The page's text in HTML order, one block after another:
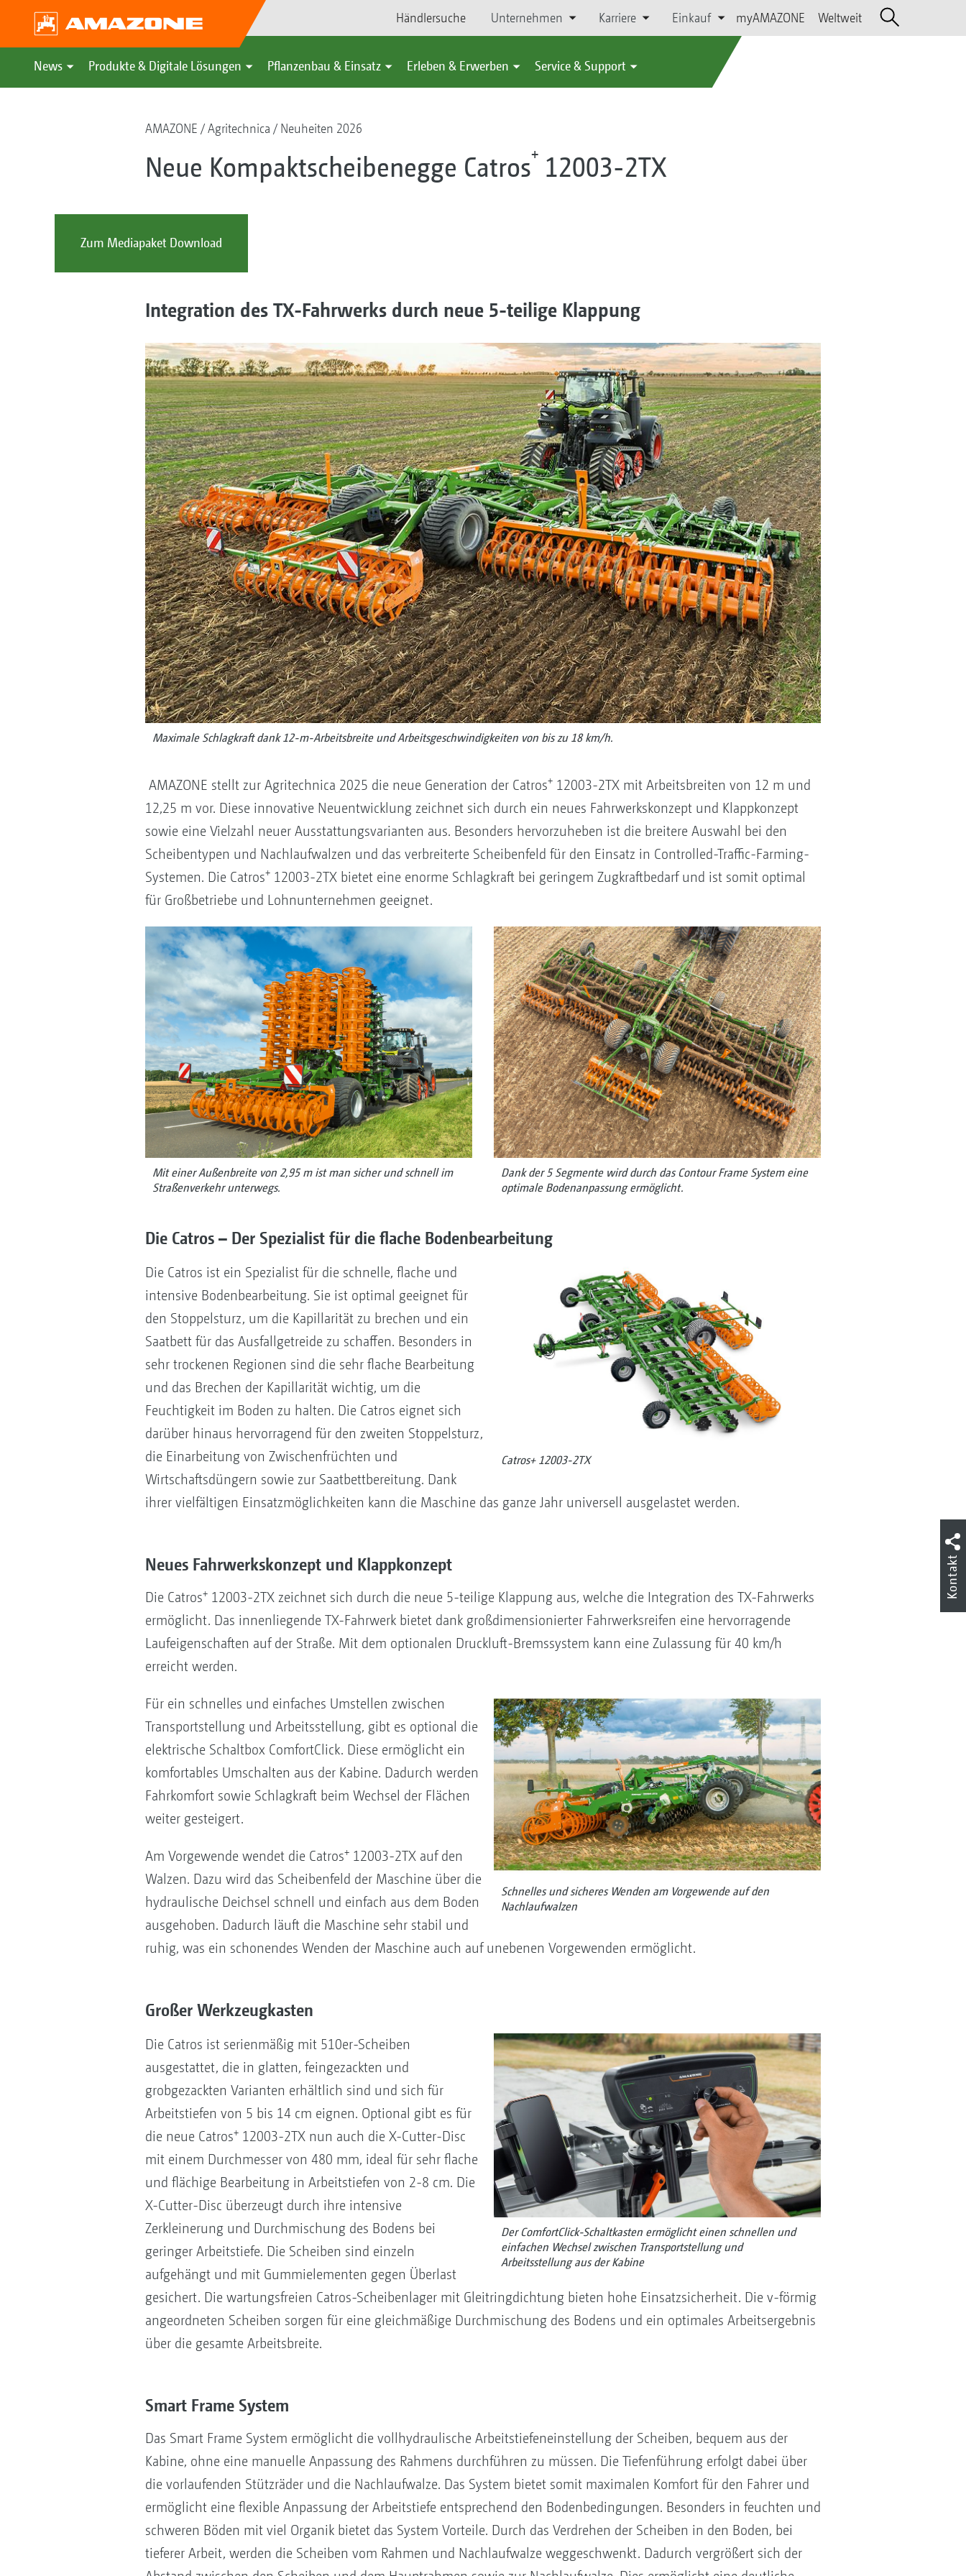
Händlersuche Unternehmen Karriere Einkauf myAMAZONE Weltweit
News Produkte & Digitale Lösungen Pflanzenbau & Einsatz Erleben & Erwerben Service & Support
AMAZONE Agritechnica Neuheiten 2026
Neue Kompaktscheibenegge Catros+ 12003-2TX
Zum Mediapaket Download
Integration des TX-Fahrwerks durch neue 5-teilige Klappung
Maximale Schlagkraft dank 12-m-Arbeitsbreite und Arbeitsgeschwindigkeiten von bis zu 18 km/h.
AMAZONE stellt zur Agritechnica 2025 die neue Generation der Catros+12003-2TX mit Arbeitsbreiten von 12 m und
12,25 m vor. Diese innovative Neuentwicklung zeichnet sich durch ein neues Fahrwerkskonzept und Klappkonzept
sowie eine Vielzahl neuer Ausstattungsvarianten aus. Besonders hervorzuheben ist die breitere Auswahl bei den
Scheibentypen und Nachlaufwalzen und das verbreiterte Scheibenfeld für den Einsatz in Controlled-Traffic-Farming-
Systemen. Die Catros+12003-2TX bietet eine enorme Schlagkraft bei geringem Zugkraftbedarf und ist somit optimal
für Großbetriebe und Lohnunternehmen geeignet.
Mit einer Außenbreite von 2,95 m ist man sicher und schnell im
Straßenverkehr unterwegs.
Dank der 5 Segmente wird durch das Contour Frame System eine
optimale Bodenanpassung ermöglicht.
Die Catros – Der Spezialist für die flache Bodenbearbeitung
Catros+ 12003-2TX
Die Catros ist ein Spezialist für die schnelle, flache und
intensive Bodenbearbeitung. Sie ist optimal geeignet für
den Stoppelsturz, um die Kapillarität zu brechen und ein
Saatbett für das Ausfallgetreide zu schaffen. Besonders in
sehr trockenen Regionen sind die sehr flache Bearbeitung
und das Brechen der Kapillarität wichtig, um die
Feuchtigkeit im Boden zu halten. Die Catros eignet sich
darüber hinaus hervorragend für den zweiten Stoppelsturz,
die Einarbeitung von Zwischenfrüchten und
Wirtschaftsdüngern sowie zur Saatbettbereitung. Dank
ihrer vielfältigen Einsatzmöglichkeiten kann die Maschine das ganze Jahr universell ausgelastet werden.
Neues Fahrwerkskonzept und Klappkonzept
Die Catros+12003-2TX zeichnet sich durch die neue 5-teilige Klappung aus, welche die Integration des TX-Fahrwerks
ermöglicht. Das innenliegende TX-Fahrwerk bietet dank großdimensionierter Fahrwerksreifen eine hervorragende
Laufeigenschaften auf der Straße. Mit dem optionalen Druckluft-Bremssystem kann eine Zulassung für 40 km/h
erreicht werden.
Schnelles und sicheres Wenden am Vorgewende auf den
Nachlaufwalzen
Für ein schnelles und einfaches Umstellen zwischen
Transportstellung und Arbeitsstellung, gibt es optional die
elektrische Schaltbox ComfortClick. Diese ermöglicht ein
komfortables Umschalten aus der Kabine. Dadurch werden
Fahrkomfort sowie Schlagkraft beim Wechsel der Flächen
weiter gesteigert.
Am Vorgewende wendet die Catros+12003-2TX auf den
Walzen. Dazu wird das Scheibenfeld der Maschine über die
hydraulische Deichsel schnell und einfach aus dem Boden
ausgehoben. Dadurch läuft die Maschine sehr stabil und
ruhig, was ein schonendes Wenden der Maschine auch auf unebenen Vorgewenden ermöglicht.
Großer Werkzeugkasten
Der ComfortClick-Schaltkasten ermöglicht einen schnellen und
einfachen Wechsel zwischen Transportstellung und
Arbeitsstellung aus der Kabine
Die Catros ist serienmäßig mit 510er-Scheiben
ausgestattet, die in glatten, feingezackten und
grobgezackten Varianten erhältlich sind und sich für
Arbeitstiefen von 5 bis 14 cm eignen. Optional gibt es für
die neue Catros+12003-2TX nun auch die X-Cutter-Disc
mit einem Durchmesser von 480 mm, ideal für sehr flache
und flächige Bearbeitung in Arbeitstiefen von 2-8 cm. Die
X-Cutter-Disc überzeugt durch ihre intensive
Zerkleinerung und Durchmischung des Bodens bei
geringer Arbeitstiefe. Die Scheiben sind einzeln
aufgehängt und mit Gummielementen gegen Überlast
gesichert. Die wartungsfreien Catros-Scheibenlager mit Gleitringdichtung bieten hohe Einsatzsicherheit. Die v-förmig
angeordneten Scheiben sorgen für eine gleichmäßige Durchmischung des Bodens und ein optimales Arbeitsergebnis
über die gesamte Arbeitsbreite.
Smart Frame System
Das Smart Frame System ermöglicht die vollhydraulische Arbeitstiefeneinstellung der Scheiben, bequem aus der
Kabine, ohne eine manuelle Anpassung des Rahmens durchführen zu müssen. Die Tiefenführung erfolgt dabei über
die vorlaufenden Stützräder und die Nachlaufwalze. Das System bietet somit maximalen Komfort für den Fahrer und
ermöglicht eine flexible Anpassung der Arbeitstiefe entsprechend den Bodenbedingungen. Besonders in feuchten und
schweren Böden mit viel Organik bietet das System Vorteile. Durch das Verdrehen der Scheiben in den Boden, bei
tieferer Arbeit, werden die Scheiben vom Rahmen und Nachlaufwalze weggeschwenkt. Dadurch vergrößert sich der
Kontakt